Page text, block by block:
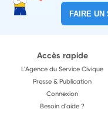
FAIRE UN
Accès rapide
L'Agence du Service Civique
Presse & Publication
Connexion
Besoin d'aide ?